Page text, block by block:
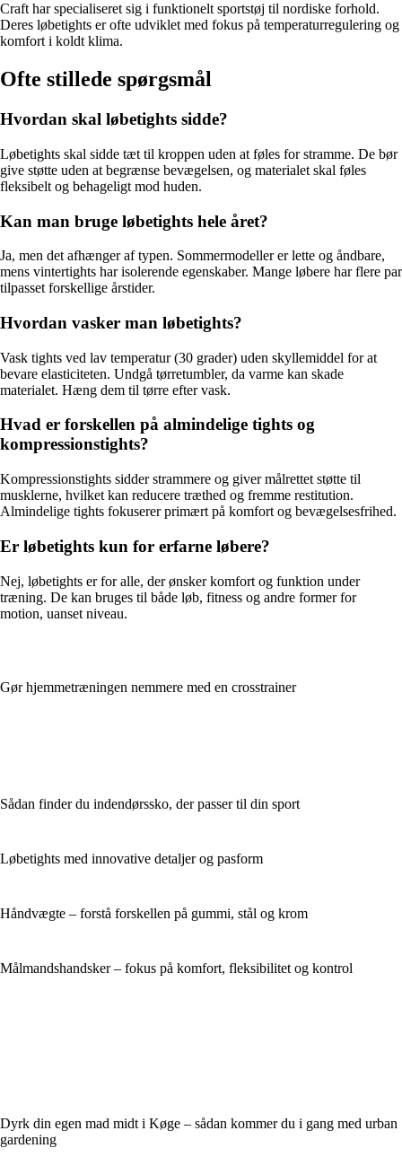
Craft har specialiseret sig i funktionelt sportstøj til nordiske forhold.
Deres løbetights er ofte udviklet med fokus på temperaturregulering og
komfort i koldt klima.
Ofte stillede spørgsmål
Hvordan skal løbetights sidde?
Løbetights skal sidde tæt til kroppen uden at føles for stramme. De bør
give støtte uden at begrænse bevægelsen, og materialet skal føles
fleksibelt og behageligt mod huden.
Kan man bruge løbetights hele året?
Ja, men det afhænger af typen. Sommermodeller er lette og åndbare,
mens vintertights har isolerende egenskaber. Mange løbere har flere par
tilpasset forskellige årstider.
Hvordan vasker man løbetights?
Vask tights ved lav temperatur (30 grader) uden skyllemiddel for at
bevare elasticiteten. Undgå tørretumbler, da varme kan skade
materialet. Hæng dem til tørre efter vask.
Hvad er forskellen på almindelige tights og
kompressionstights?
Kompressionstights sidder strammere og giver målrettet støtte til
musklerne, hvilket kan reducere træthed og fremme restitution.
Almindelige tights fokuserer primært på komfort og bevægelsesfrihed.
Er løbetights kun for erfarne løbere?
Nej, løbetights er for alle, der ønsker komfort og funktion under
træning. De kan bruges til både løb, fitness og andre former for
motion, uanset niveau.
Gør hjemmetræningen nemmere med en crosstrainer
Sådan finder du indendørssko, der passer til din sport
Løbetights med innovative detaljer og pasform
Håndvægte – forstå forskellen på gummi, stål og krom
Målmandshandsker – fokus på komfort, fleksibilitet og kontrol
Dyrk din egen mad midt i Køge – sådan kommer du i gang med urban
gardening